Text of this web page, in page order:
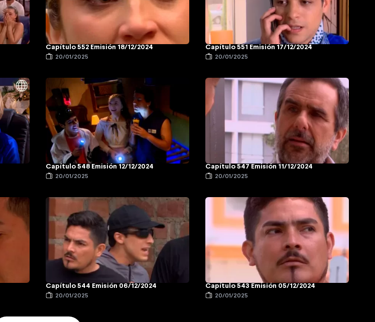
Capítulo 552 Emisión 18/12/2024
20/01/2025
Capítulo 551 Emisión 17/12/2024
20/01/2025
Capítulo 548 Emisión 12/12/2024
20/01/2025
Capítulo 547 Emisión 11/12/2024
20/01/2025
Capítulo 544 Emisión 06/12/2024
20/01/2025
Capítulo 543 Emisión 05/12/2024
20/01/2025